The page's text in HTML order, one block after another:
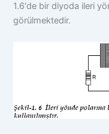
1.6‘de bir diyoda ileri
görülmektedir.